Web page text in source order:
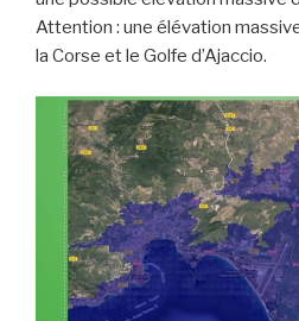
Attention : une élévation
la Corse et le Golfe d’Ajaccio.